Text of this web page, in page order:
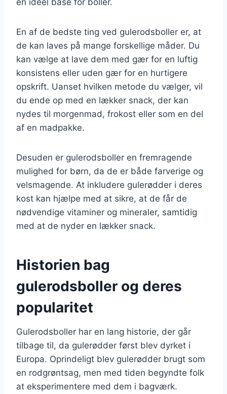
En af de bedste ting ved gulerodsboller er, at
de kan laves på mange forskellige måder. Du
kan vælge at lave dem med gær for en luftig
konsistens eller uden gær for en hurtigere
opskrift. Uanset hvilken metode du vælger, vil
du ende op med en lækker snack, der kan
nydes til morgenmad, frokost eller som en del
af en madpakke.
Desuden er gulerodsboller en fremragende
mulighed for børn, da de er både farverige og
velsmagende. At inkludere gulerødder i deres
kost kan hjælpe med at sikre, at de får de
nødvendige vitaminer og mineraler, samtidig
med at de nyder en lækker snack.
Historien bag
gulerodsboller og deres
popularitet
Gulerodsboller har en lang historie, der går
tilbage til, da gulerødder først blev dyrket i
Europa. Oprindeligt blev gulerødder brugt som
en rodgrøntsag, men med tiden begyndte folk
at eksperimentere med dem i bagværk.